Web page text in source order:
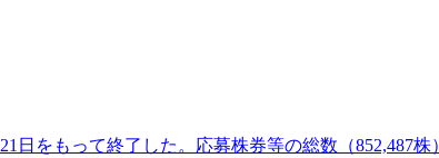
日をもって終了した。応募株券等の総数（852,487